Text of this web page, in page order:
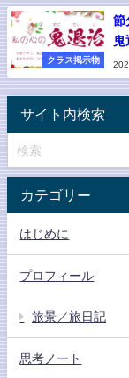
クラス掲示物
節
鬼
サイト内検索
カテゴリー
はじめに
プロフィール
旅景／旅日記
思考ノート